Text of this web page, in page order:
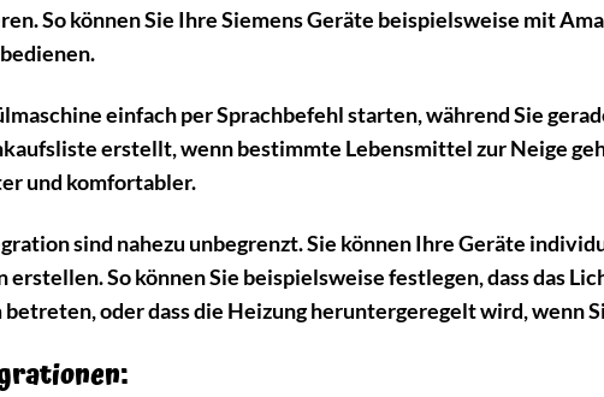
So können Sie Ihre Siemens Geräte beispielsweise mit
einfach per Sprachbefehl starten, während Sie
erstellt, wenn bestimmte Lebensmittel zur Neige
und komfortabler.
sind nahezu unbegrenzt. Sie können Ihre Geräte
So können Sie beispielsweise festlegen, dass das
oder dass die Heizung heruntergeregelt wird, wenn